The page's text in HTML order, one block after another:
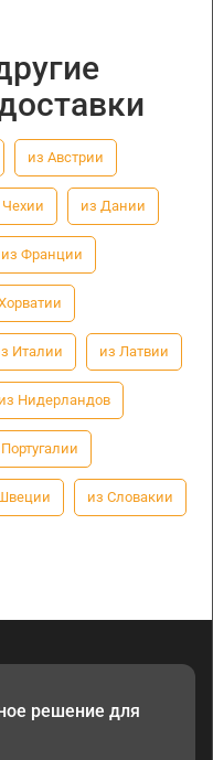
из Австрии
Чехии из Дании
из Франции
Италии из Латвии
из Нидерландов
из Словакии
решение для